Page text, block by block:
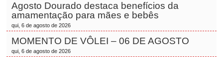
Agosto Dourado destaca benefícios da
amamentação para mães e bebês
qui, 6 de agosto de 2026
MOMENTO DE VÔLEI – 06 DE AGOSTO
qui, 6 de agosto de 2026